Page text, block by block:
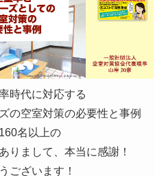
時代に対応する
の空室対策の必要性と事例
名以上の
りまして、本当に感謝！
ございます！